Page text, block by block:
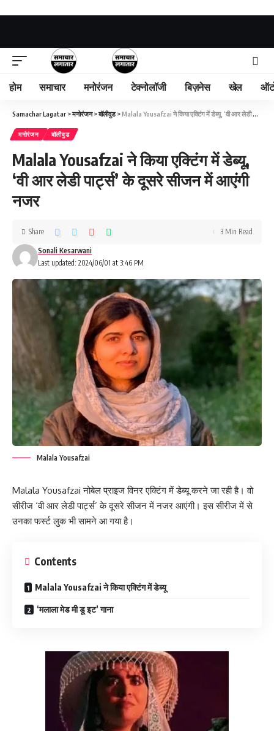
होम समाचार मनोरंजन टेक्नोलॉजी बिज़नेस खेल
Samachar Lagatar >मनोरंजन>बॉलीवुड>Malala Yousafzai ने किया एक्टिंग में डेब्यू, ‘वी आर लेडी पार्ट्स’ के दूसरे सीजन में आएंगी नजर
मनोरंजन बॉलीवुड
Malala Yousafzai ने किया एक्टिंग में डेब्यू,
‘वी आर लेडी पार्ट्स’ के दूसरे सीजन में आएंगी
नजर
Last updated: 2024/06/01 at 3:46 PM
Sonali Kesarwani
Share 3 Min Read
Malala Yousafzai
Malala Yousafzai नोबेल प्राइज विनर एक्टिंग में डेब्यू करने जा रही है। वो
सीरीज ‘वी आर लेडी पार्ट्स’ के दूसरे सीजन में नजर आएंगी। इस सीरीज में से
उनका फर्स्ट लुक भी सामने आ गया है।
Contents
Malala Yousafzai ने किया एक्टिंग में डेब्यू
‘मलाला मेड मी डू इट’ गाना